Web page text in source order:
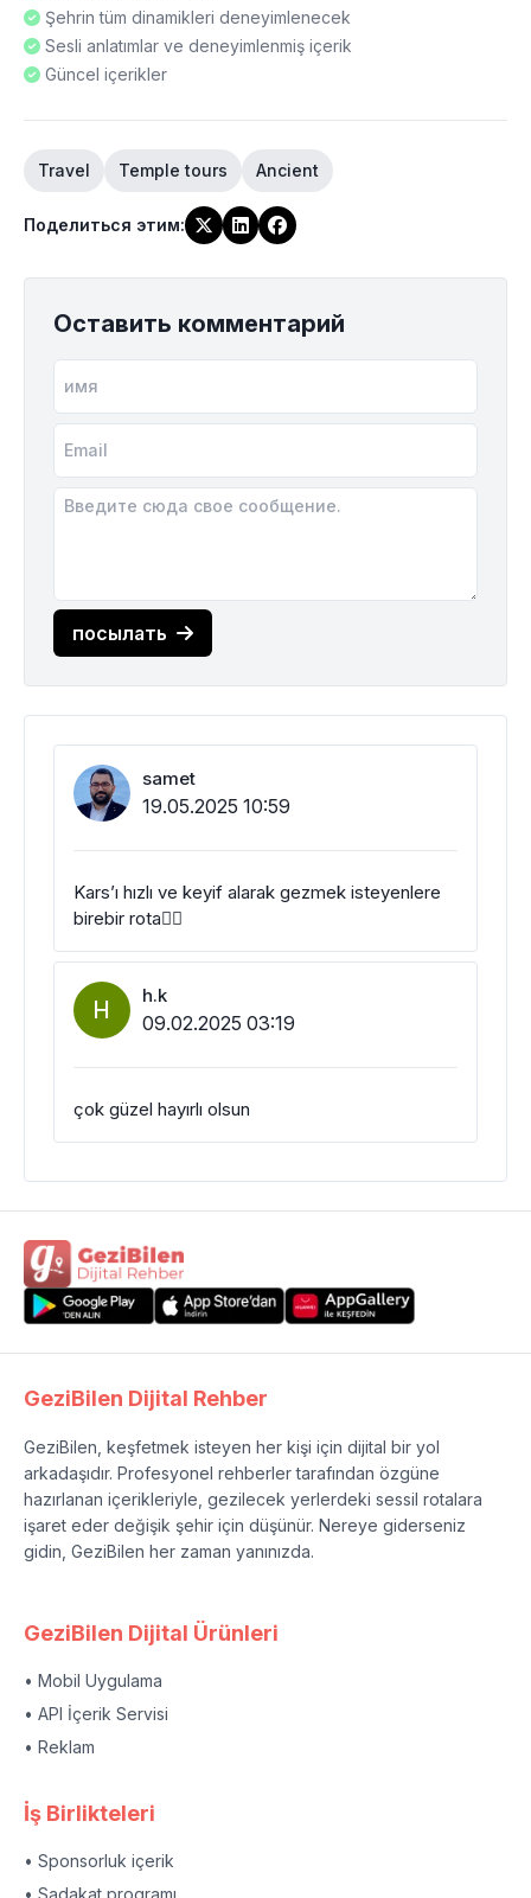
Şehrin tüm dinamikleri deneyimlenecek
Sesli anlatımlar ve deneyimlenmiş içerik
Güncel içerikler
Travel Temple tours Ancient
Поделиться этим:
Оставить комментарий
посылать
samet
19.05.2025 10:59
Kars’ı hızlı ve keyif alarak gezmek isteyenlere
birebir rota👌🏻
H h.k
09.02.2025 03:19
çok güzel hayırlı olsun
GeziBilen Dijital Rehber
GeziBilen, keşfetmek isteyen her kişi için dijital bir yol
arkadaşıdır. Profesyonel rehberler tarafından özgüne
hazırlanan içerikleriyle, gezilecek yerlerdeki sessil rotalara
işaret eder değişik şehir için düşünür. Nereye giderseniz
gidin, GeziBilen her zaman yanınızda.
GeziBilen Dijital Ürünleri
• Mobil Uygulama
• API İçerik Servisi
• Reklam
İş Birlikteleri
• Sponsorluk içerik
• Sadakat programı